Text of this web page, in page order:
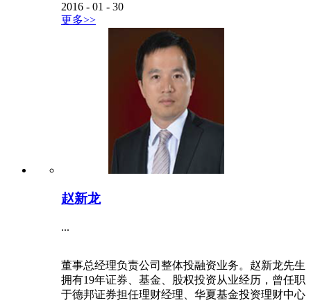
2016 - 01 - 30
更多>>
赵新龙
...
董事总经理负责公司整体投融资业务。赵新龙先生
拥有19年证券、基金、股权投资从业经历，曾任职
于德邦证券担任理财经理、华夏基金投资理财中心